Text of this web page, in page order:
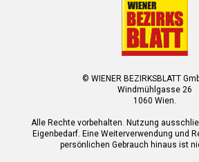
© WIENER BEZIRKSBLATT
Windmühlgasse 26
1060 Wien.
Alle Rechte vorbehalten. Nutzung
Eigenbedarf. Eine Weiterverwendung und
persönlichen Gebrauch hinaus ist